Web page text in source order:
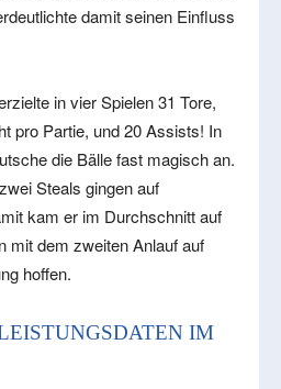
damit seinen Einfluss
in vier Spielen 31 Tore,
pro Partie, und 20 Assists! In
die Bälle fast magisch an.
Steals gingen auf
kam er im Durchschnitt auf
mit dem zweiten Anlauf auf
hoffen.
IM